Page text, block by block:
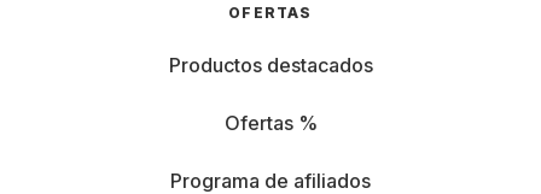
OFERTAS
Productos destacados
Ofertas %
Programa de afiliados